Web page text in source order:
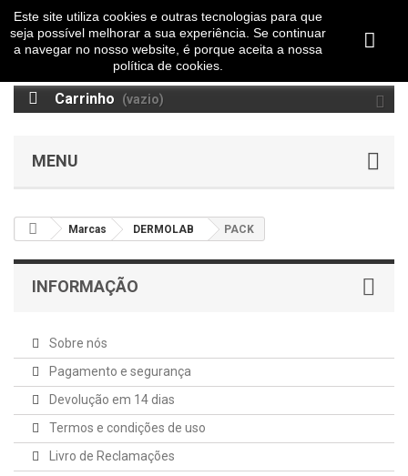
Carrinho (vazio)
MENU
Marcas DERMOLAB PACK
INFORMAÇÃO
Sobre nós
Pagamento e segurança
Devolução em 14 dias
Termos e condições de uso
Livro de Reclamações
Este site utiliza cookies e outras tecnologias para que
seja possível melhorar a sua experiência. Se continuar
a navegar no nosso website, é porque aceita a nossa
política de cookies.